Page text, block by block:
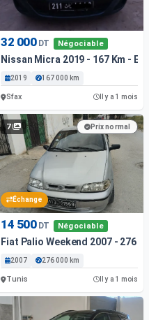
32 000 DT Négociable
Nissan Micra 2019 - 167 Km -
2019 167 000 km
Sfax Il y a 1 mois
7
Échange
Prix normal
14 500 DT Négociable
Fiat Palio Weekend 2007 - 276
2007 276 000 km
Tunis Il y a 1 mois